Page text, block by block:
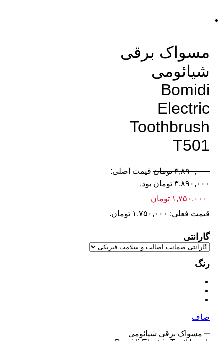
مسواک برقی
شیائومی
Bomidi
Electric
Toothbrush
T501
۳,۸۹۰,۰۰۰ تومان قیمت اصلی:
۳,۸۹۰,۰۰۰ تومان بود.
۱,۷۵۰,۰۰۰ تومان
قیمت فعلی: ۱,۷۵۰,۰۰۰ تومان.
گارانتی
رنگ
صاف
مسواک برقی شیائومی